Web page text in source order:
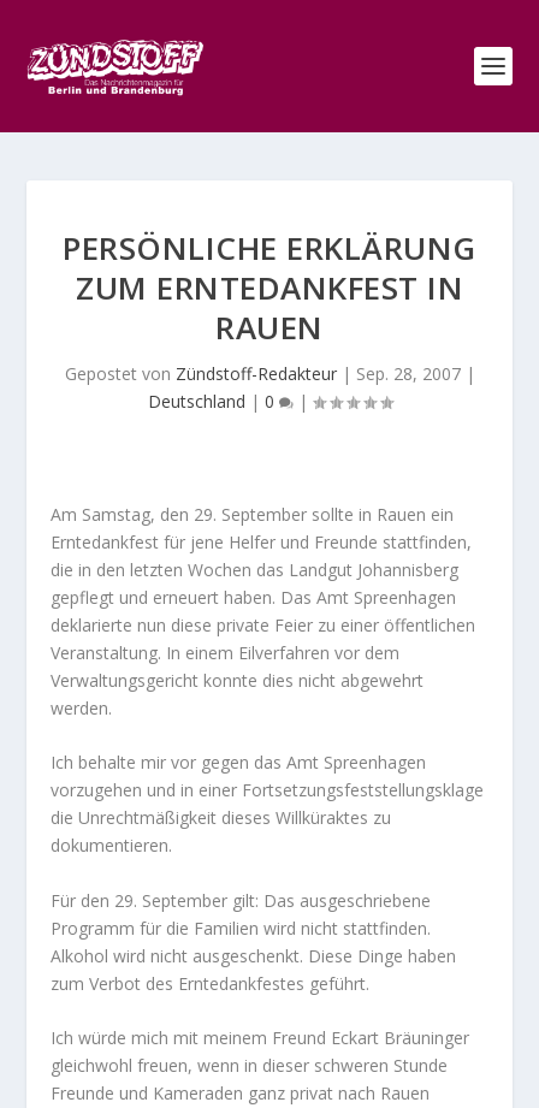
PERSÖNLICHE ERKLÄRUNG
ZUM ERNTEDANKFEST IN
RAUEN
Gepostet von Zündstoff-Redakteur| Sep. 28, 2007|
Deutschland | 0 |
Am Samstag, den 29. September sollte in Rauen ein
Erntedankfest für jene Helfer und Freunde stattfinden,
die in den letzten Wochen das Landgut Johannisberg
gepflegt und erneuert haben. Das Amt Spreenhagen
deklarierte nun diese private Feier zu einer öffentlichen
Veranstaltung. In einem Eilverfahren vor dem
Verwaltungsgericht konnte dies nicht abgewehrt
werden.
Ich behalte mir vor gegen das Amt Spreenhagen
vorzugehen und in einer Fortsetzungsfeststellungsklage
die Unrechtmäßigkeit dieses Willküraktes zu
dokumentieren.
Für den 29. September gilt: Das ausgeschriebene
Programm für die Familien wird nicht stattfinden.
Alkohol wird nicht ausgeschenkt. Diese Dinge haben
zum Verbot des Erntedankfestes geführt.
Ich würde mich mit meinem Freund Eckart Bräuninger
gleichwohl freuen, wenn in dieser schweren Stunde
Freunde und Kameraden ganz privat nach Rauen